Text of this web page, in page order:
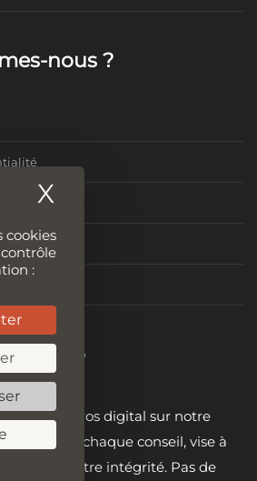
nous ?
de Vente
hero
rôle de héros digital sur notre
leçon, chaque conseil, vise à
et votre intégrité. Pas de
cookies
:
X